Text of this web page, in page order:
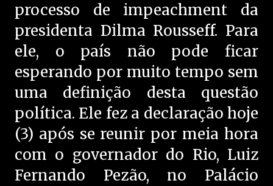
processo de impeachment da
presidenta Dilma Rousseff. Para
ele, o país não pode ficar
esperando por muito tempo sem
uma definição desta questão
política. Ele fez a declaração hoje
(3) após se reunir por meia hora
com o governador do Rio, Luiz
Fernando Pezão, no Palácio